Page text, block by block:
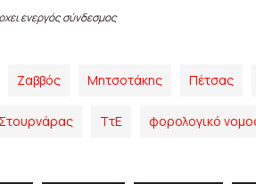
ενεργός σύνδεσμος
Ζαββός Μητσοτάκης Πέτσας
Στουρνάρας ΤτΕ φορολογικό